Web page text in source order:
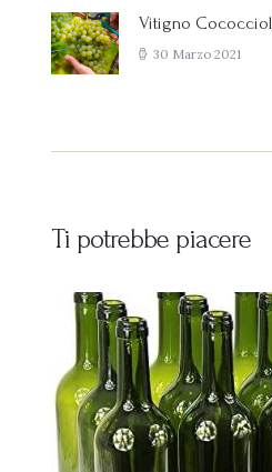
Previous
post:
Vitigno
30 Marzo 2021
Ti potrebbe piacere